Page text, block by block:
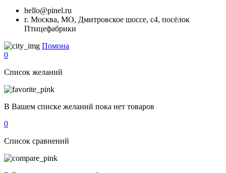
hello@pinel.ru
г. Москва, МО, Дмитровское шоссе, с4, посёлок
Птицефабрики
Помона
0
Список желаний
В Вашем списке желаний пока нет товаров
0
Список сравнений